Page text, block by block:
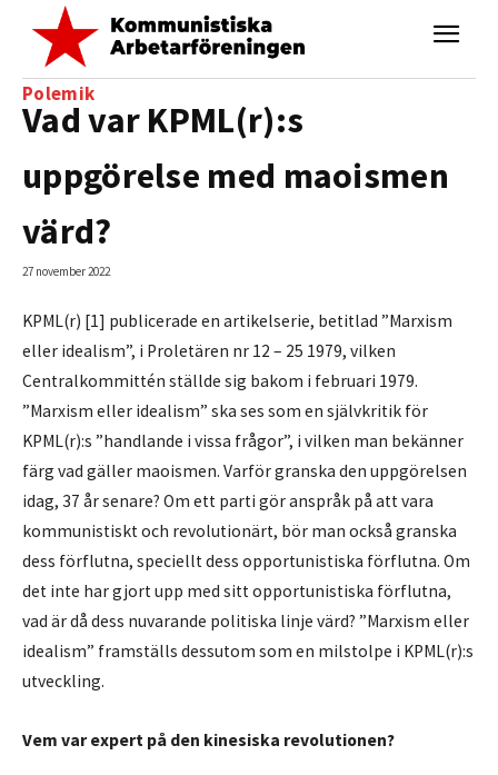
Polemik
Vad var KPML(r):s
uppgörelse med maoismen
värd?
27 november 2022
KPML(r) [1] publicerade en artikelserie, betitlad ”Marxism
eller idealism”, i Proletären nr 12 – 25 1979, vilken
Centralkommittén ställde sig bakom i februari 1979.
”Marxism eller idealism” ska ses som en självkritik för
KPML(r):s ”handlande i vissa frågor”, i vilken man bekänner
färg vad gäller maoismen. Varför granska den uppgörelsen
idag, 37 år senare? Om ett parti gör anspråk på att vara
kommunistiskt och revolutionärt, bör man också granska
dess förflutna, speciellt dess opportunistiska förflutna. Om
det inte har gjort upp med sitt opportunistiska förflutna,
vad är då dess nuvarande politiska linje värd? ”Marxism eller
idealism” framställs dessutom som en milstolpe i KPML(r):s
utveckling.
Vem var expert på den kinesiska revolutionen?